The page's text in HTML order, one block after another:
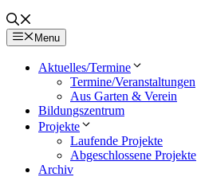
Menu
Aktuelles/Termine
Termine/Veranstaltungen
Aus Garten & Verein
Bildungszentrum
Projekte
Laufende Projekte
Abgeschlossene Projekte
Archiv